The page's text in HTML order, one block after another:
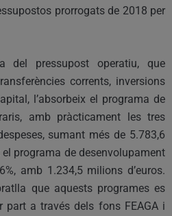
prorrogats de 2018 per
del pressupost operatiu, que
corrents, inversions
l’absorbeix el programa de
amb pràcticament les tres
sumant més de 5.783,6
programa de desenvolupament
amb 1.234,5 milions d’euros.
que aquests programes es
a través dels fons FEAGA i